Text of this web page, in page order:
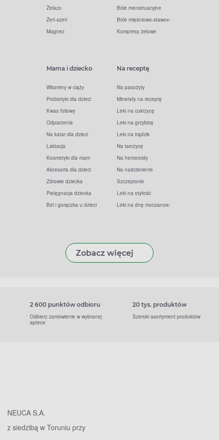
Żelazo
Żeń-szeń
Magnez
Bóle menstruacyjne
Bóle mięśniowo-stawowe
Kompresy żelowe
Mama i dziecko
Witaminy w ciąży
Probiotyki dla dzieci
Kwas foliowy
Odparzenia
Na katar dla dzieci
Laktacja
Kosmetyki dla mam
Akcesoria dla dzieci
Zdrowie dziecka
Pielęgnacja dziecka
Ból i gorączka u dzieci
Na receptę
Na pasożyty
Minerały na receptę
Leki na cukrzycę
Leki na grzybicę
Leki na trądzik
Na tarczycę
Na hemoroidy
Na nadciśnienie
Szczepionki
Leki na otyłość
Leki na dnę moczanową
Zobacz więcej
2 600 punktów odbioru
Odbierz zamówienie w wybranej
aptece
20 tys. produktów
Szeroki asortyment produktów
NEUCA S.A.
z siedzibą w Toruniu przy